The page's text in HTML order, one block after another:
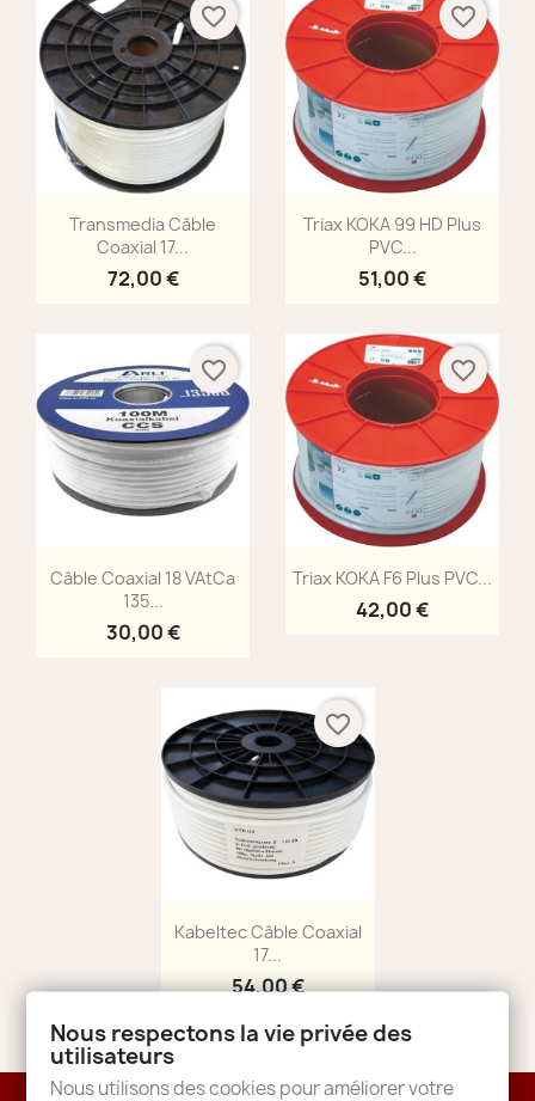
Aperçu rapide
Transmedia Câble
Coaxial 17...
72,00 €
favorite_border
Aperçu rapide
Triax KOKA 99 HD Plus
PVC...
51,00 €
favorite_border
Aperçu rapide
Câble Coaxial 18 VAtCa
135...
30,00 €
favorite_border
Aperçu rapide
Triax KOKA F6 Plus PVC...
42,00 €
favorite_border
Aperçu rapide
Kabeltec Câble Coaxial
17...
54,00 €
favorite_border
Nous respectons la vie privée des
utilisateurs
Nous utilisons des cookies pour améliorer votre